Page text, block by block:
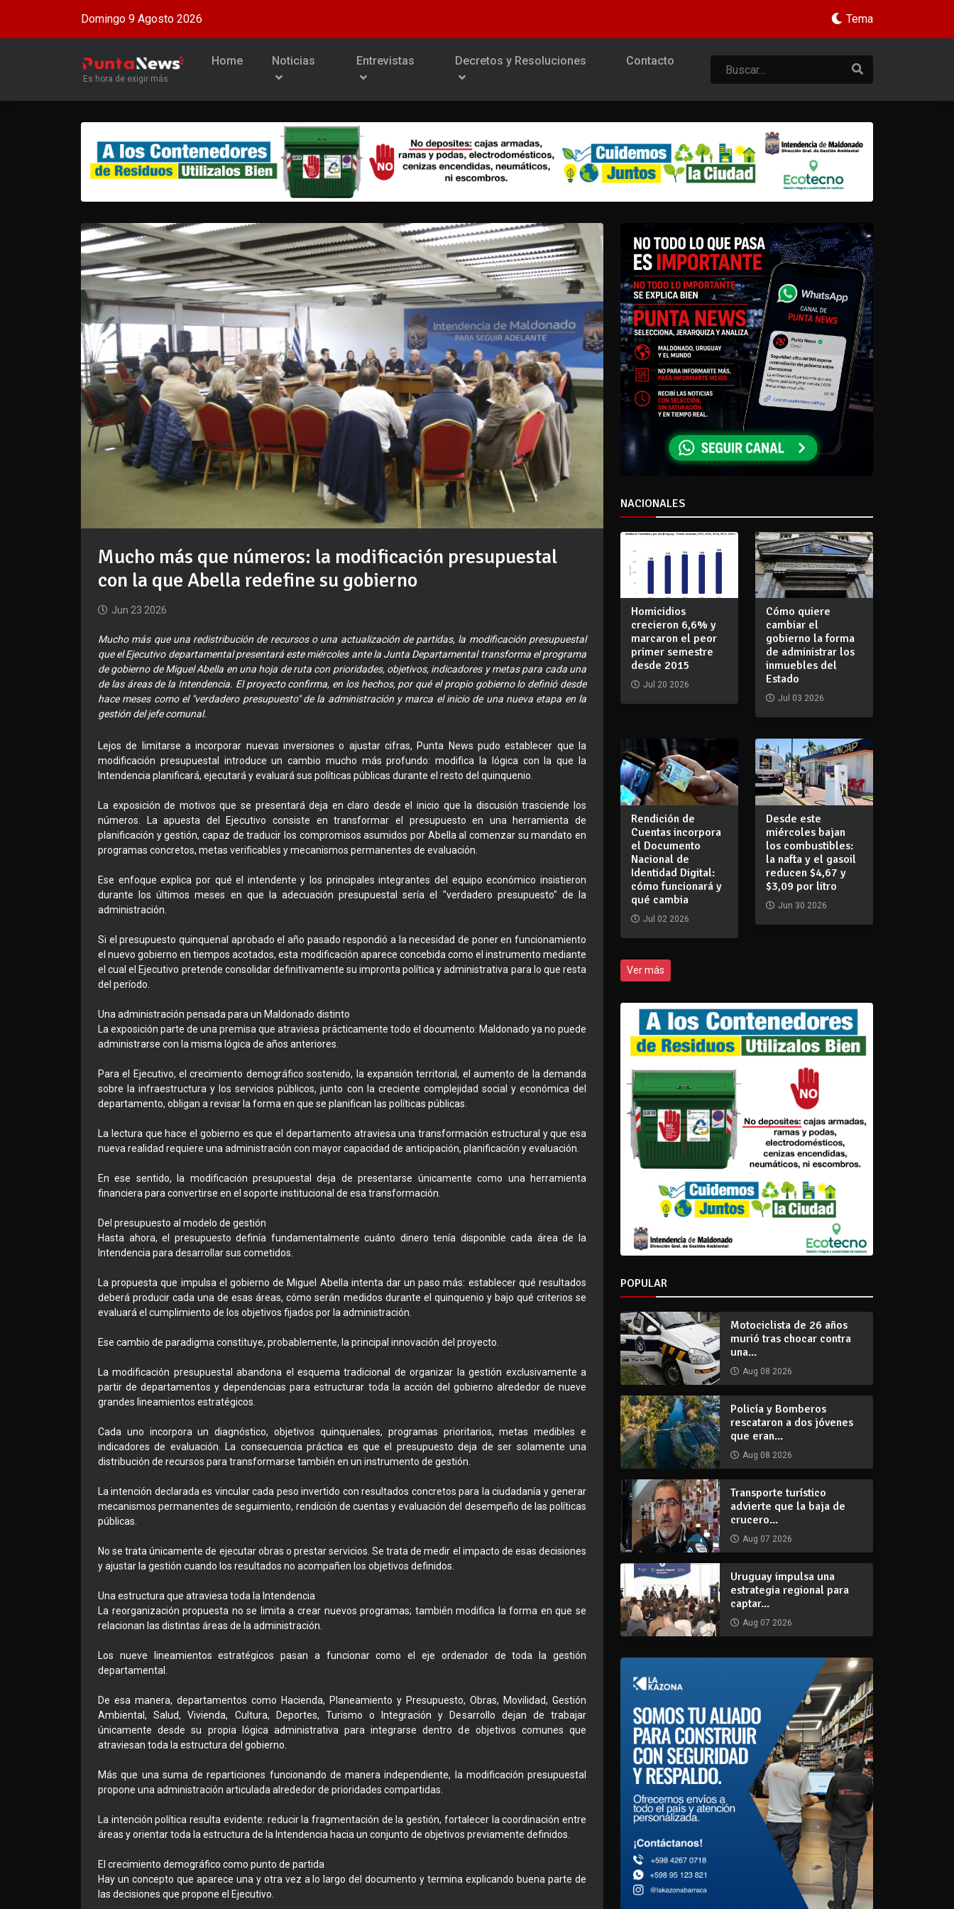
Domingo 9 Agosto 2026 Tema
Es hora de exigir más
Home Noticias Entrevistas Decretos y Resoluciones Contacto
Mucho más que números: la modificación presupuestal
con la que Abella redefine su gobierno
Jun 23 2026
Mucho más que una redistribución de recursos o una actualización de partidas, la modificación presupuestal
que el Ejecutivo departamental presentará este miércoles ante la Junta Departamental transforma el programa
de gobierno de Miguel Abella en una hoja de ruta con prioridades, objetivos, indicadores y metas para cada una
de las áreas de la Intendencia. El proyecto confirma, en los hechos, por qué el propio gobierno lo definió desde
hace meses como el "verdadero presupuesto" de la administración y marca el inicio de una nueva etapa en la
gestión del jefe comunal.
Lejos de limitarse a incorporar nuevas inversiones o ajustar cifras, Punta News pudo establecer que la
modificación presupuestal introduce un cambio mucho más profundo: modifica la lógica con la que la
Intendencia planificará, ejecutará y evaluará sus políticas públicas durante el resto del quinquenio.
La exposición de motivos que se presentará deja en claro desde el inicio que la discusión trasciende los
números. La apuesta del Ejecutivo consiste en transformar el presupuesto en una herramienta de
planificación y gestión, capaz de traducir los compromisos asumidos por Abella al comenzar su mandato en
programas concretos, metas verificables y mecanismos permanentes de evaluación.
Ese enfoque explica por qué el intendente y los principales integrantes del equipo económico insistieron
durante los últimos meses en que la adecuación presupuestal sería el "verdadero presupuesto" de la
administración.
Si el presupuesto quinquenal aprobado el año pasado respondió a la necesidad de poner en funcionamiento
el nuevo gobierno en tiempos acotados, esta modificación aparece concebida como el instrumento mediante
el cual el Ejecutivo pretende consolidar definitivamente su impronta política y administrativa para lo que resta
del período.
Una administración pensada para un Maldonado distinto
La exposición parte de una premisa que atraviesa prácticamente todo el documento: Maldonado ya no puede
administrarse con la misma lógica de años anteriores.
Para el Ejecutivo, el crecimiento demográfico sostenido, la expansión territorial, el aumento de la demanda
sobre la infraestructura y los servicios públicos, junto con la creciente complejidad social y económica del
departamento, obligan a revisar la forma en que se planifican las políticas públicas.
La lectura que hace el gobierno es que el departamento atraviesa una transformación estructural y que esa
nueva realidad requiere una administración con mayor capacidad de anticipación, planificación y evaluación.
En ese sentido, la modificación presupuestal deja de presentarse únicamente como una herramienta
financiera para convertirse en el soporte institucional de esa transformación.
Del presupuesto al modelo de gestión
Hasta ahora, el presupuesto definía fundamentalmente cuánto dinero tenía disponible cada área de la
Intendencia para desarrollar sus cometidos.
La propuesta que impulsa el gobierno de Miguel Abella intenta dar un paso más: establecer qué resultados
deberá producir cada una de esas áreas, cómo serán medidos durante el quinquenio y bajo qué criterios se
evaluará el cumplimiento de los objetivos fijados por la administración.
Ese cambio de paradigma constituye, probablemente, la principal innovación del proyecto.
La modificación presupuestal abandona el esquema tradicional de organizar la gestión exclusivamente a
partir de departamentos y dependencias para estructurar toda la acción del gobierno alrededor de nueve
grandes lineamientos estratégicos.
Cada uno incorpora un diagnóstico, objetivos quinquenales, programas prioritarios, metas medibles e
indicadores de evaluación. La consecuencia práctica es que el presupuesto deja de ser solamente una
distribución de recursos para transformarse también en un instrumento de gestión.
La intención declarada es vincular cada peso invertido con resultados concretos para la ciudadanía y generar
mecanismos permanentes de seguimiento, rendición de cuentas y evaluación del desempeño de las políticas
públicas.
No se trata únicamente de ejecutar obras o prestar servicios. Se trata de medir el impacto de esas decisiones
y ajustar la gestión cuando los resultados no acompañen los objetivos definidos.
Una estructura que atraviesa toda la Intendencia
La reorganización propuesta no se limita a crear nuevos programas; también modifica la forma en que se
relacionan las distintas áreas de la administración.
Los nueve lineamientos estratégicos pasan a funcionar como el eje ordenador de toda la gestión
departamental.
De esa manera, departamentos como Hacienda, Planeamiento y Presupuesto, Obras, Movilidad, Gestión
Ambiental, Salud, Vivienda, Cultura, Deportes, Turismo o Integración y Desarrollo dejan de trabajar
únicamente desde su propia lógica administrativa para integrarse dentro de objetivos comunes que
atraviesan toda la estructura del gobierno.
Más que una suma de reparticiones funcionando de manera independiente, la modificación presupuestal
propone una administración articulada alrededor de prioridades compartidas.
La intención política resulta evidente: reducir la fragmentación de la gestión, fortalecer la coordinación entre
áreas y orientar toda la estructura de la Intendencia hacia un conjunto de objetivos previamente definidos.
El crecimiento demográfico como punto de partida
Hay un concepto que aparece una y otra vez a lo largo del documento y termina explicando buena parte de
las decisiones que propone el Ejecutivo.
NACIONALES
Homicidios
crecieron 6,6% y
marcaron el peor
primer semestre
desde 2015
Jul 20 2026
Cómo quiere
cambiar el
gobierno la forma
de administrar los
inmuebles del
Estado
Jul 03 2026
Rendición de
Cuentas incorpora
el Documento
Nacional de
Identidad Digital:
cómo funcionará y
qué cambia
Jul 02 2026
Desde este
miércoles bajan
los combustibles:
la nafta y el gasoil
reducen $4,67 y
$3,09 por litro
Jun 30 2026
Ver más
POPULAR
Motociclista de 26 años
murió tras chocar contra
una...
Aug 08 2026
Policía y Bomberos
rescataron a dos jóvenes
que eran...
Aug 08 2026
Transporte turístico
advierte que la baja de
crucero...
Aug 07 2026
Uruguay impulsa una
estrategia regional para
captar...
Aug 07 2026